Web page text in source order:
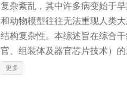
复杂紊乱，其中许多病变始于
和动物模型往往无法重现人类
结构复杂性。本综述旨在综合
官、组装体及器官芯片技术）
更多